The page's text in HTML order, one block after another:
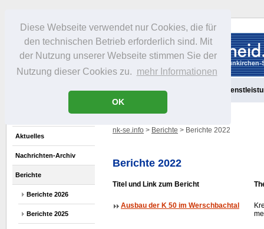
Diese Webseite verwendet nur Cookies, die für
den technischen Betrieb erforderlich sind. Mit
der Nutzung unserer Webseite stimmen Sie der
Nutzung dieser Cookies zu. mehr Informationen
OK
Portrait Freizeit Gastronomie
Aktuelles
Nachrichten-Archiv
Berichte
Berichte 2026
Berichte 2025
nk-se.info > Berichte > Berichte 2022
Berichte 2022
Titel und Link zum Bericht
Ausbau der K 50 im Werschbachtal